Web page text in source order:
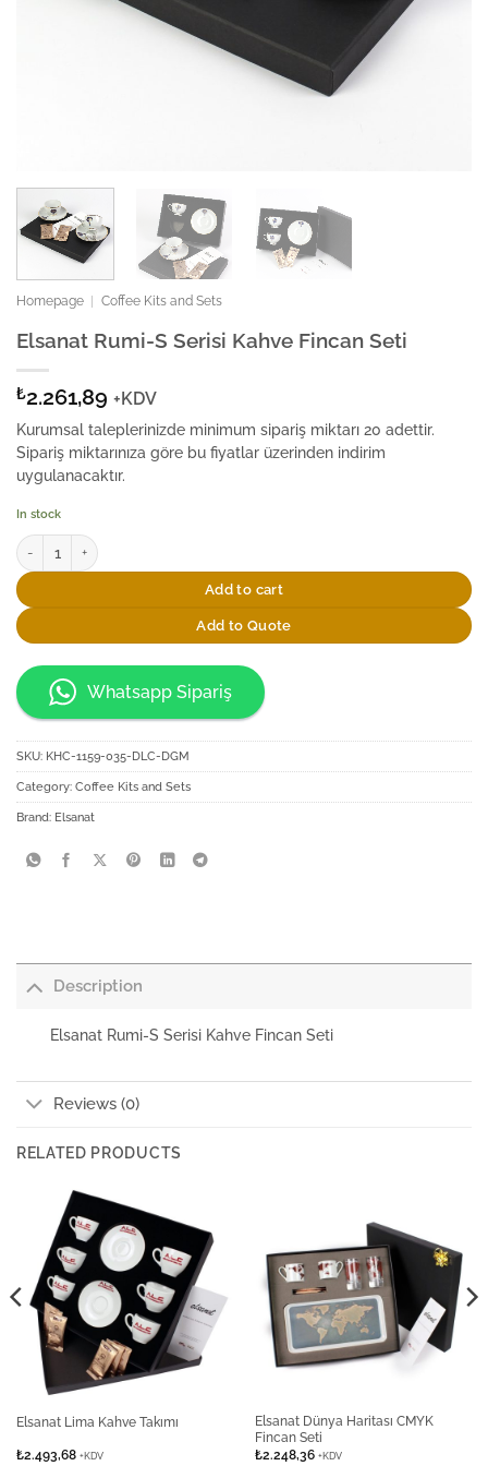
Homepage Coffee Kits and Sets
Elsanat Rumi-S Serisi Kahve Fincan Seti
₺2.261,89 +KDV
Kurumsal taleplerinizde minimum sipariş miktarı 20 adettir.
Sipariş miktarınıza göre bu fiyatlar üzerinden indirim
uygulanacaktır.
In stock
Elsanat Rumi-S Serisi Kahve Fincan Seti quantity
Add to cart
Add to Quote
Whatsapp Sipariş
SKU: KHC-1159-035-DLC-DGM
Category: Coffee Kits and Sets
Brand: Elsanat
Description
Elsanat Rumi-S Serisi Kahve Fincan Seti
Reviews (0)
RELATED PRODUCTS
Elsanat Lima Kahve Takımı
₺2.493,68 +KDV
Elsanat Dünya Haritası CMYK
Fincan Seti
₺2.248,36 +KDV